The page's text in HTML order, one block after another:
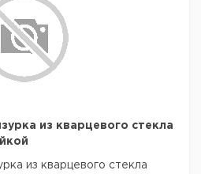
из кварцевого стекла
из кварцевого стекла